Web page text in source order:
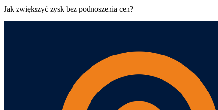
Jak zwiększyć zysk bez podnoszenia cen?